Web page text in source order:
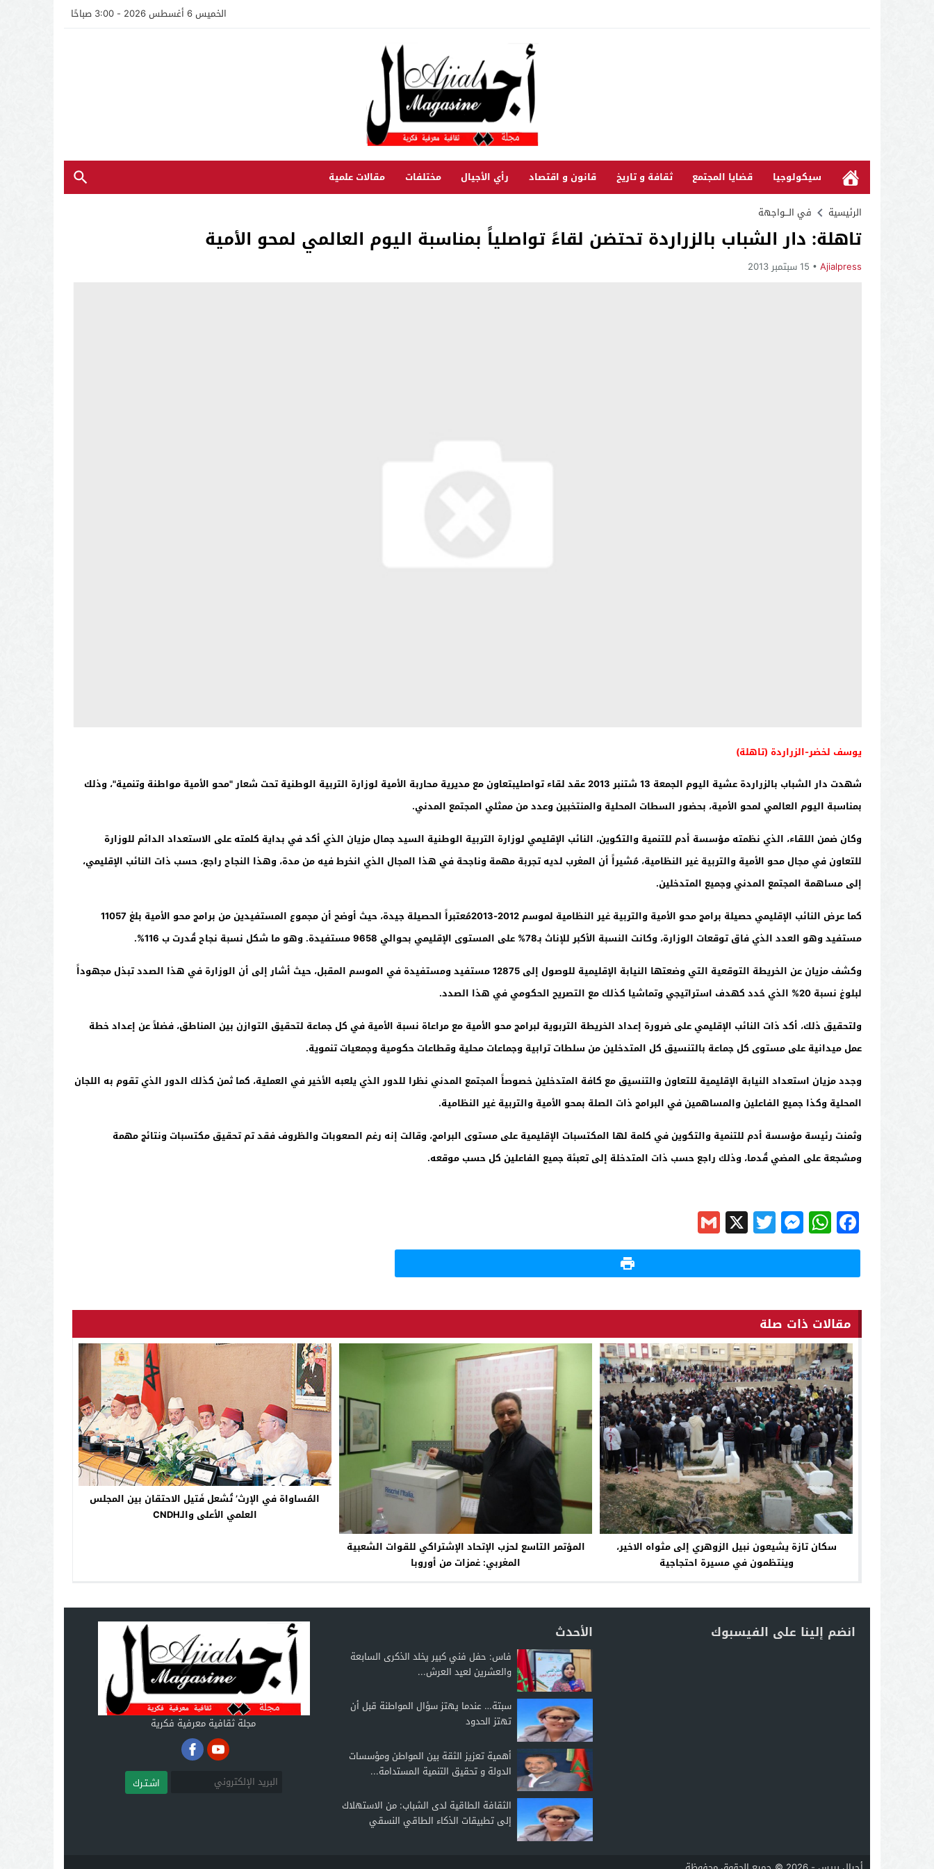
الخميس 6 أغسطس 2026 - 3:00 صباحًا
سيكولوجيا قضايا المجتمع ثقافة و تاريخ قانون و اقتصاد رأي الأجيال مختلفات مقالات علمية
الرئيسية في الـــواجهة
تاهلة: دار الشباب بالزراردة تحتضن لقاءً تواصلياً بمناسبة اليوم العالمي لمحو الأمية
Ajialpress 15 سبتمبر 2013
يوسف لخضر-الزراردة (تاهلة)
شهدت دار الشباب بالزراردة عشية اليوم الجمعة 13 شتنبر 2013 عقد لقاء تواصليبتعاون مع مديرية محاربة الأمية لوزارة التربية الوطنية تحت شعار "محو الأمية مواطنة وتنمية"، وذلك
بمناسبة اليوم العالمي لمحو الأمية، بحضور السطات المحلية والمنتخبين وعدد من ممثلي المجتمع المدني.
وكان ضمن اللقاء، الذي نظمته مؤسسة أدم للتنمية والتكوين، النائب الإقليمي لوزارة التربية الوطنية السيد جمال مزيان الذي أكد في بداية كلمته على الاستعداد الدائم للوزارة
للتعاون في مجال محو الأمية والتربية غير النظامية، مُشيراً أن المغرب لديه تجربة مهمة وناجحة في هذا المجال الذي انخرط فيه من مدة، وهذا النجاح راجع، حسب ذات النائب الإقليمي،
إلى مساهمة المجتمع المدني وجميع المتدخلين.
كما عرض النائب الإقليمي حصيلة برامج محو الأمية والتربية غير النظامية لموسم 2012-2013مُعتبراً الحصيلة جيدة، حيث أوضح أن مجموع المستفيدين من برامج محو الأمية بلغ 11057
مستفيد وهو العدد الذي فاق توقعات الوزارة، وكانت النسبة الأكبر للإناث بـ78
% على المستوى الإقليمي بحوالي 9658 مستفيدة. وهو ما شكل نسبة نجاح قُدرت ب 116 %
.
وكشف مزيان عن الخريطة التوقعية التي وضعتها النيابة الإقليمية للوصول إلى 12875 مستفيد ومستفيدة في الموسم المقبل، حيث أشار إلى أن الوزارة في هذا الصدد تبذل مجهوداً
لبلوغ نسبة 20
% الذي حُدد كهدف استراتيجي وتماشيا كذلك مع التصريح الحكومي في هذا الصدد.
ولتحقيق ذلك، أكد ذات النائب الإقليمي على ضرورة إعداد الخريطة التربوية لبرامج محو الأمية مع مراعاة نسبة الأمية في كل جماعة لتحقيق التوازن بين المناطق، فضلاً عن إعداد خطة
عمل ميدانية على مستوى كل جماعة بالتنسيق كل المتدخلين من سلطات ترابية وجماعات محلية وقطاعات حكومية وجمعيات تنموية.
وجدد مزيان استعداد النيابة الإقليمية للتعاون والتنسيق مع كافة المتدخلين خصوصاً المجتمع المدني نظرا للدور الذي يلعبه الأخير في العملية، كما ثمن كذلك الدور الذي تقوم به اللجان
المحلية وكذا جميع الفاعلين والمساهمين في البرامج ذات الصلة بمحو الأمية والتربية غير النظامية.
وثمنت رئيسة مؤسسة أدم للتنمية والتكوين في كلمة لها المكتسبات الإقليمية على مستوى البرامج، وقالت إنه رغم الصعوبات والظروف فقد تم تحقيق مكتسبات ونتائج مهمة
ومشجعة على المضي قُدما، وذلك راجع حسب ذات المتدخلة إلى تعبئة جميع الفاعلين كل حسب موقعه.
Facebook
WhatsApp
Messenger
Twitter
X
Gmail
مقالات ذات صلة
سكان تازة يشيعون نبيل الزوهري إلى مثواه الاخير،
وينتظمون في مسيرة احتجاجية
المؤتمر التاسع لحزب الإتحاد الإشتراكي للقوات الشعبية
المغربي: غمزات من أوروبا
المُساواة في الإرث’ تُشعل فَتيل الاحتقان بين المجلس
العلمي الأعلى والـCNDH
انضم إلينا على الفيسبوك الأحدث
فاس: حفل فني كبير يخلد الذكرى السابعة
والعشرين لعيد العرش...
سبتة… عندما يهتز سؤال المواطنة قبل أن
تهتز الحدود
أهمية تعزيز الثقة بين المواطن ومؤسسات
الدولة و تحقيق التنمية المستدامة...
الثقافة الطاقية لدى الشباب: من الاستهلاك
إلى تطبيقات الذكاء الطاقي النسقي
مجلة ثقافية معرفية فكرية
اشـتـرك